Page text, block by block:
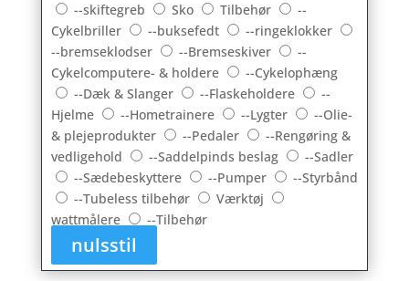
--skiftegreb
Sko Tilbehør
--
Cykelbriller
--buksefedt
--ringeklokker
--bremseklodser
--Bremseskiver
--
Cykelcomputere- & holdere
--Cykelophæng
--Dæk & Slanger
--Flaskeholdere
--
Hjelme
--Hometrainere --Lygter
--Olie-
& plejeprodukter
--Pedaler
--Rengøring &
vedligehold
--Saddelpinds beslag
--Sadler
--Sædebeskyttere
--Pumper
--Styrbånd
--Tubeless tilbehør
Værktøj
wattmålere
--Tilbehør
nulsstil